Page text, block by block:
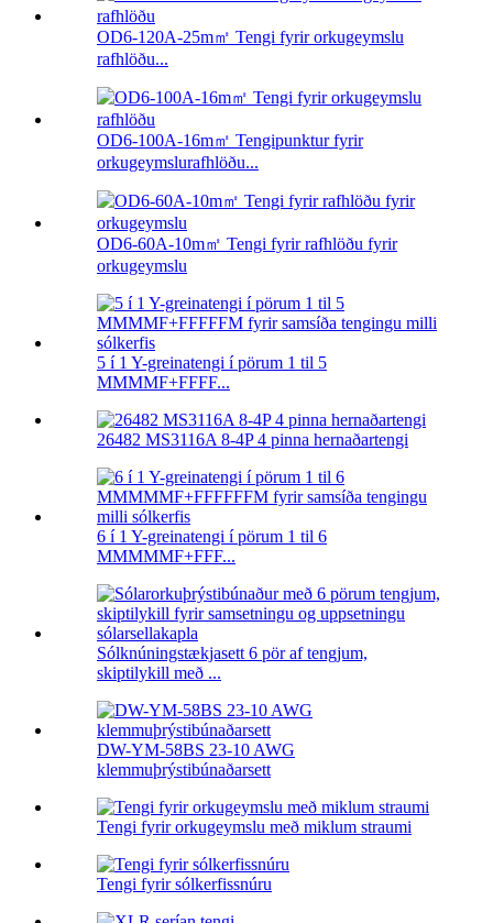
OD6-120A-25m㎡ Tengi fyrir orkugeymslu
rafhlöðu...
OD6-100A-16m㎡ Tengipunktur fyrir
orkugeymslurafhlöðu...
OD6-60A-10m㎡ Tengi fyrir rafhlöðu fyrir
orkugeymslu
5 í 1 Y-greinatengi í pörum 1 til 5
MMMMF+FFFF...
26482 MS3116A 8-4P 4 pinna hernaðartengi
6 í 1 Y-greinatengi í pörum 1 til 6
MMMMMF+FFF...
Sólknúningstækjasett 6 pör af tengjum,
skiptilykill með ...
DW-YM-58BS 23-10 AWG
klemmuþrýstibúnaðarsett
Tengi fyrir orkugeymslu með miklum straumi
Tengi fyrir sólkerfissnúru